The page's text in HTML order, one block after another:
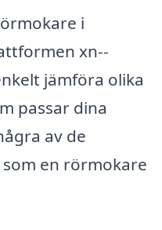
i
xn--
jämföra olika
passar dina
av de
en rörmokare